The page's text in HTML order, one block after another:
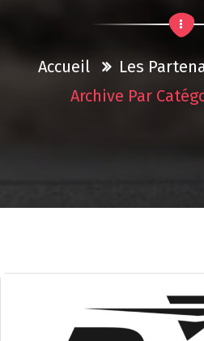
Accueil
Les
Archive Par